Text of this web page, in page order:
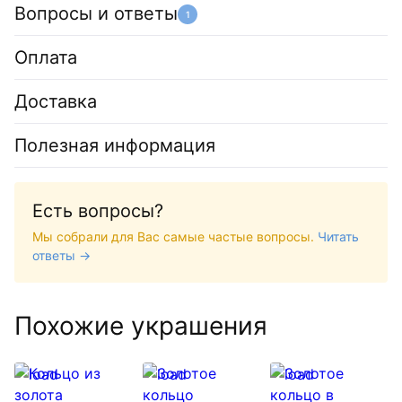
Вопросы и ответы 1
Оплата
Доставка
Полезная информация
Есть вопросы?
Мы собрали для Вас самые частые вопросы. Читать
ответы →
Похожие украшения